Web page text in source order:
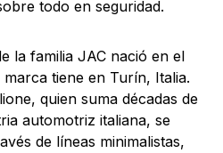
todo en seguridad.
la familia JAC nació en el
tiene en Turín, Italia.
quien suma décadas de
automotriz italiana, se
de líneas minimalistas,